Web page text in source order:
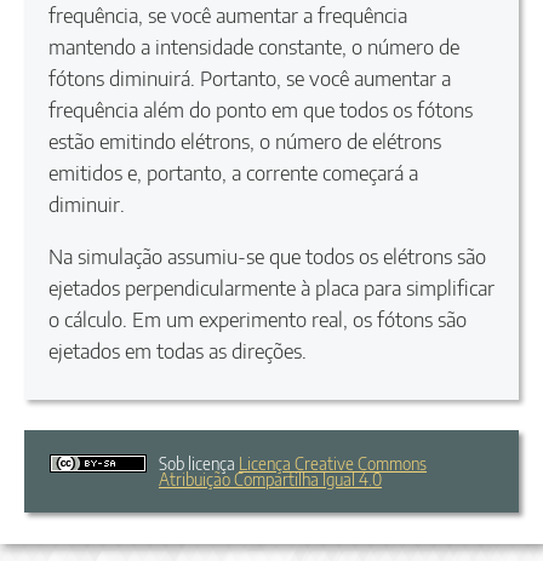
frequência, se você aumentar a frequência
mantendo a intensidade constante, o número de
fótons diminuirá. Portanto, se você aumentar a
frequência além do ponto em que todos os fótons
estão emitindo elétrons, o número de elétrons
emitidos e, portanto, a corrente começará a
diminuir.
Na simulação assumiu-se que todos os elétrons são
ejetados perpendicularmente à placa para simplificar
o cálculo. Em um experimento real, os fótons são
ejetados em todas as direções.
Sob licença Licença Creative Commons
Atribuição Compartilha Igual 4.0